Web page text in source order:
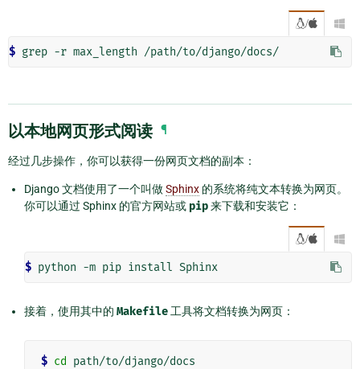
/ 
$
以本地网页形式阅读 ¶
经过几步操作，你可以获得一份网页文档的副本：
Django 文档使用了一个叫做Sphinx 的系统将纯文本转换为网页。
你可以通过 Sphinx 的官方网站或 pip来下载和安装它：
/ 
$
接着，使用其中的 Makefile 工具将文档转换为网页：
$ cd